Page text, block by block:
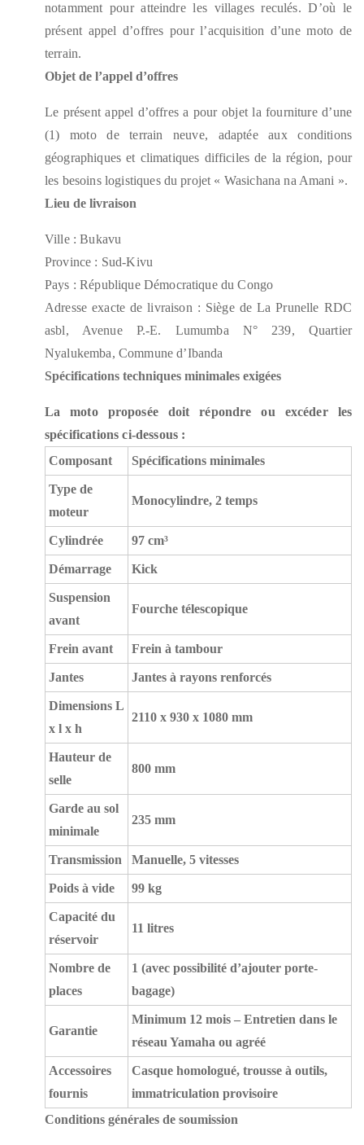
notamment pour atteindre les villages reculés. D’où le
présent appel d’offres pour l’acquisition d’une moto de
terrain.
Objet de l’appel d’offres
Le présent appel d’offres a pour objet la fourniture d’une
(1) moto de terrain neuve, adaptée aux conditions
géographiques et climatiques difficiles de la région, pour
les besoins logistiques du projet « Wasichana na Amani ».
Lieu de livraison
Ville : Bukavu
Province : Sud-Kivu
Pays : République Démocratique du Congo
Adresse exacte de livraison : Siège de La Prunelle RDC
asbl, Avenue P.-E. Lumumba N° 239, Quartier
Nyalukemba, Commune d’Ibanda
Spécifications techniques minimales exigées
La moto proposée doit répondre ou excéder les
spécifications ci-dessous :
Composant
Spécifications minimales
Type de
moteur
Monocylindre, 2 temps
Cylindrée 97 cm³
Démarrage Kick
Suspension
avant
Fourche télescopique
Frein avant Frein à tambour
Jantes Jantes à rayons renforcés
Dimensions L
x l x h
2110 x 930 x 1080 mm
Hauteur de
selle
800 mm
Garde au sol
minimale
235 mm
Transmission Manuelle, 5 vitesses
Poids à vide 99 kg
Capacité du
réservoir
11 litres
Nombre de
places
1 (avec possibilité d’ajouter porte-
bagage)
Garantie
Minimum 12 mois – Entretien dans le
réseau Yamaha ou agréé
Accessoires
fournis
Casque homologué, trousse à outils,
immatriculation provisoire
Conditions générales de soumission